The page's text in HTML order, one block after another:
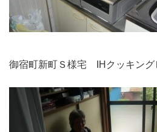
御宿町新町Ｓ様宅 IHクッキング